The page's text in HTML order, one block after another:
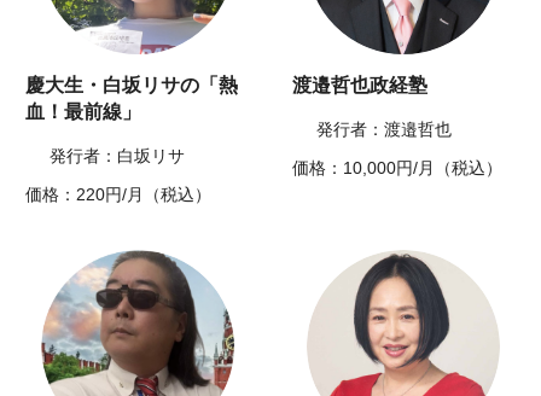
慶大生・白坂リサの「熱
血！最前線」
発行者：白坂リサ
価格：220円/月（税込）
渡邉哲也政経塾
発行者：渡邉哲也
価格：10,000円/月（税込）